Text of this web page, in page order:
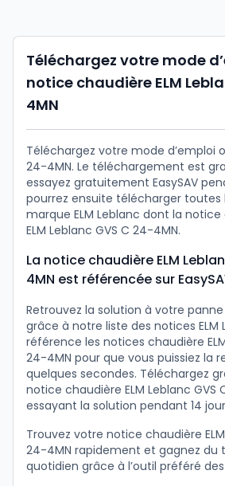
Téléchargez votre mode
notice chaudière ELM
4MN
Téléchargez votre mode d’emploi
24-4MN. Le téléchargement est
essayez gratuitement EasySAV
pourrez ensuite télécharger toutes
marque ELM Leblanc dont la
ELM Leblanc GVS C 24-4MN.
La notice chaudière ELM
4MN est référencée sur
Retrouvez la solution à votre
grâce à notre liste des notices ELM
référence les notices chaudière
24-4MN pour que vous puissiez la
quelques secondes. Téléchargez
notice chaudière ELM Leblanc GVS
essayant la solution pendant 14
Trouvez votre notice chaudière
24-4MN rapidement et gagnez du
quotidien grâce à l’outil préféré